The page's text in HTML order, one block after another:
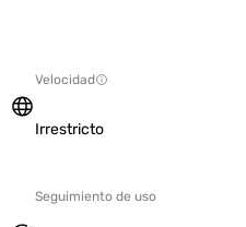
Velocidad
Irrestricto
Seguimiento de uso